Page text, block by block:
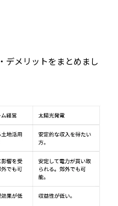
デメリットをまとめまし